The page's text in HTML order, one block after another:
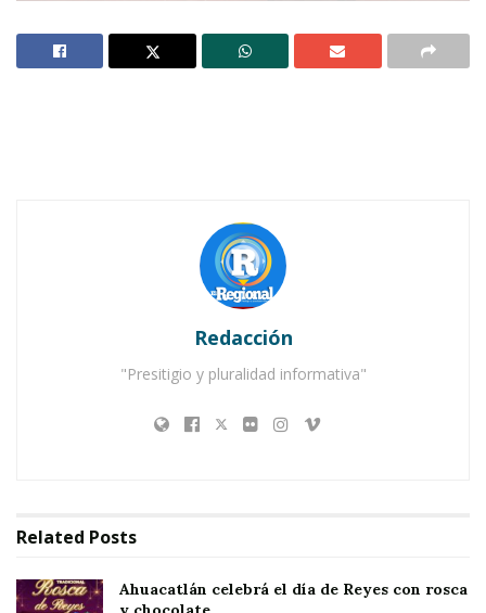
Funcionarios de Jala escuchando la información de Mariana Trinitaria |
Ahuacatlán celebrá el día de Reyes con rosca y
Redacción
"Presitigio y pluralidad informativa"
Related Posts
Ahuacatlán celebrá el día de Reyes con rosca